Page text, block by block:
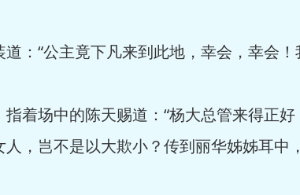
“公主竟下凡来到此地，幸会，幸会！
场中的陈天赐道：“杨大总管来得正好
，岂不是以大欺小？传到丽华姊姊耳中